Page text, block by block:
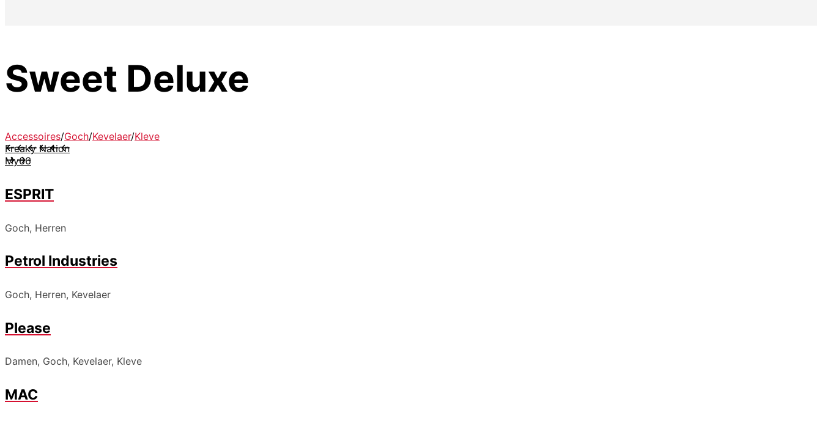
Sweet Deluxe
Accessoires/Goch/Kevelaer/Kleve
Freaky Nation
My66
ESPRIT
Goch, Herren
Petrol Industries
Goch, Herren, Kevelaer
Please
Damen, Goch, Kevelaer, Kleve
MAC